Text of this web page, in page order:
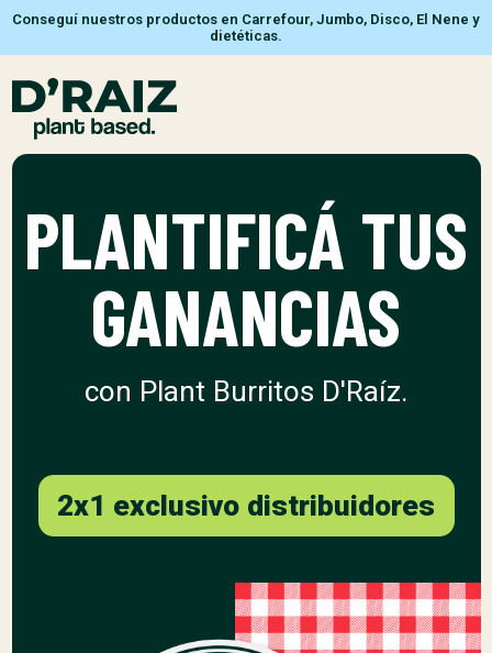
Conseguí nuestros productos en Carrefour, Jumbo, Disco, El Nene y
dietéticas.
PLANTIFICÁ TUS
GANANCIAS
con Plant Burritos D'Raíz.
2x1 exclusivo distribuidores